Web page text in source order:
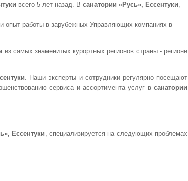
всего 5 лет назад. В санатории «Русь», Ессентуки,
опыт работы в зарубежных Управляющих компаниях в
самых знаменитых курортных регионов страны - регионе
. Наши эксперты и сотрудники регулярно посещают
сервиса и ассортимента услуг в санатории
Ессентуки
, специализируется на следующих проблемах